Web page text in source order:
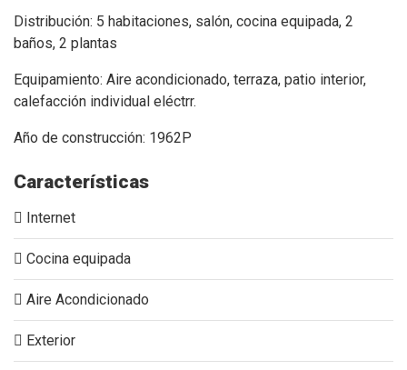
Distribución: 5 habitaciones, salón, cocina equipada, 2
baños, 2 plantas
Equipamiento: Aire acondicionado, terraza, patio interior,
calefacción individual eléctrr.
Año de construcción: 1962P
Características
Internet
Cocina equipada
Aire Acondicionado
Exterior